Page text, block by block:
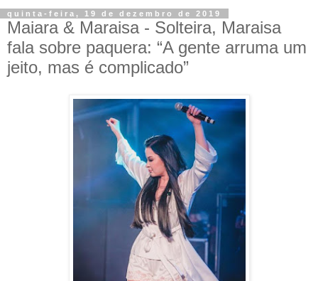
quinta-feira, 19 de dezembro de 2019
Maiara & Maraisa - Solteira, Maraisa
fala sobre paquera: “A gente arruma um
jeito, mas é complicado”